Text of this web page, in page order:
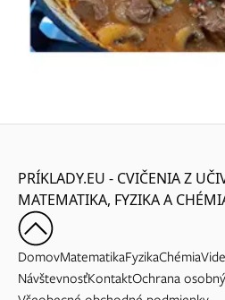
PRÍKLADY.EU - CVIČENIA Z
MATEMATIKA, FYZIKA A
DomovMatematikaFyzikaChémia
NávštevnosťKontaktOchrana